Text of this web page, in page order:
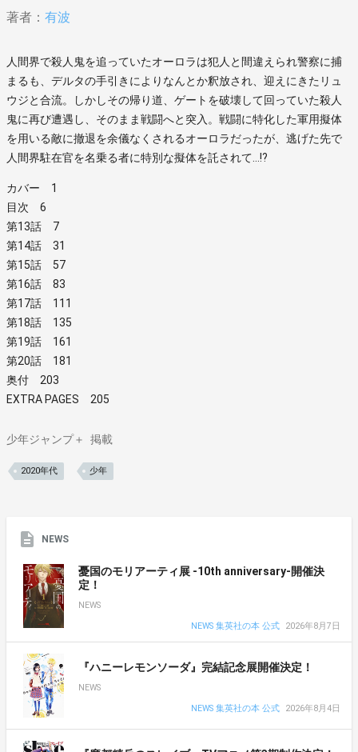
著者： 有波
人間界で殺人鬼を追っていたオーロラは犯人と間違えられ警察に捕
まるも、デルタの手引きによりなんとか釈放され、迎えにきたリュ
ウジと合流。しかしその帰り道、ゲートを破壊して回っていた殺人
鬼に再び遭遇し、そのまま戦闘へと突入。戦闘に特化した軍用擬体
を用いる敵に撤退を余儀なくされるオーロラだったが、逃げた先で
人間界駐在官を名乗る者に特別な擬体を託されて…!?
カバー 1
目次 6
第13話 7
第14話 31
第15話 57
第16話 83
第17話 111
第18話 135
第19話 161
第20話 181
奥付 203
EXTRA PAGES 205
少年ジャンプ＋ 掲載
2020年代 少年
NEWS
憂国のモリアーティ展 -10th anniversary-開催決
定！
NEWS
NEWS 集英社の本 公式
2026年8月7日
『ハニーレモンソーダ』完結記念展開催決定！
NEWS
NEWS 集英社の本 公式
2026年8月4日